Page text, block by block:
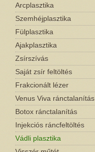
Arcplasztika
Szemhéjplasztika
Fülplasztika
Ajakplasztika
Zsírszívás
Saját zsír feltöltés
Frakcionált lézer
Venus Viva ránctalanítás
Botox ránctalanítás
Injekciós ráncfeltöltés
Vádli plasztika